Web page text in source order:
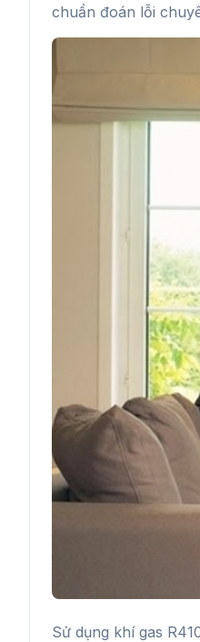
chuẩn đoán lỗi
Sử dụng khí gas